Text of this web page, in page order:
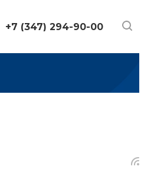
+7 (347) 294-90-00